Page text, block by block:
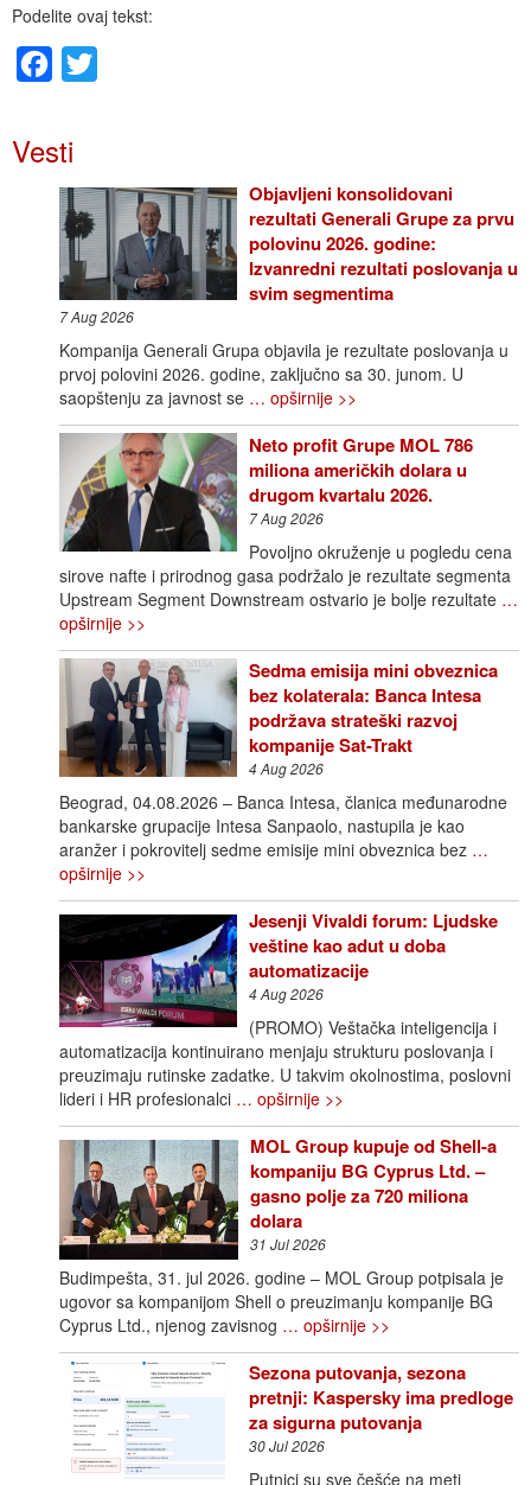
Podelite ovaj tekst:
Facebook
Vesti
Objavljeni konsolidovani
rezultati Generali Grupe za prvu
polovinu 2026. godine:
Izvanredni rezultati poslovanja u
svim segmentima
7 Aug 2026
Kompanija Generali Grupa objavila je rezultate poslovanja u
prvoj polovini 2026. godine, zaključno sa 30. junom. U
saopštenju za javnost se … opširnije >>
Neto profit Grupe MOL 786
miliona američkih dolara u
drugom kvartalu 2026.
7 Aug 2026
Povoljno okruženje u pogledu cena
sirove nafte i prirodnog gasa podržalo je rezultate segmenta
Upstream Segment Downstream ostvario je bolje rezultate …
opširnije >>
Sedma emisija mini obveznica
bez kolaterala: Banca Intesa
podržava strateški razvoj
kompanije Sat-Trakt
4 Aug 2026
Beograd, 04.08.2026 – Banca Intesa, članica međunarodne
bankarske grupacije Intesa Sanpaolo, nastupila je kao
aranžer i pokrovitelj sedme emisije mini obveznica bez …
opširnije >>
Jesenji Vivaldi forum: Ljudske
veštine kao adut u doba
automatizacije
4 Aug 2026
(PROMO) Veštačka inteligencija i
automatizacija kontinuirano menjaju strukturu poslovanja i
preuzimaju rutinske zadatke. U takvim okolnostima, poslovni
lideri i HR profesionalci … opširnije >>
MOL Group kupuje od Shell-a
kompaniju BG Cyprus Ltd. –
gasno polje za 720 miliona
dolara
31 Jul 2026
Budimpešta, 31. jul 2026. godine – MOL Group potpisala je
ugovor sa kompanijom Shell o preuzimanju kompanije BG
Cyprus Ltd., njenog zavisnog … opširnije >>
Sezona putovanja, sezona
pretnji: Kaspersky ima predloge
za sigurna putovanja
30 Jul 2026
Putnici su sve češće na meti